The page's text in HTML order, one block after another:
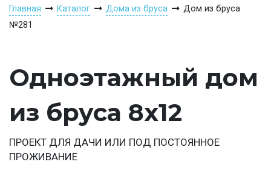
Главная Каталог Дома из бруса
Дом из бруса
№281
Одноэтажный дом
из бруса 8х12
ПРОЕКТ ДЛЯ ДАЧИ ИЛИ ПОД ПОСТОЯННОЕ
ПРОЖИВАНИЕ